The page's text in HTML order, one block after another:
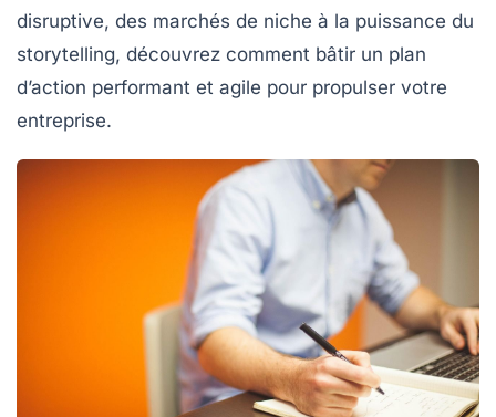
disruptive, des marchés de niche à la puissance du
storytelling, découvrez comment bâtir un plan
d’action performant et agile pour propulser votre
entreprise.